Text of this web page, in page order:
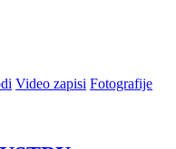
Video zapisi Fotografije